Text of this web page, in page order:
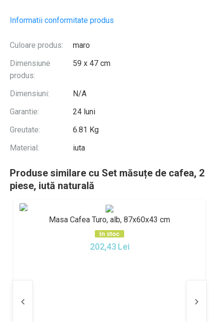
Informatii conformitate produs
Culoare produs:
maro
Dimensiune
produs:
59 x 47 cm
Dimensiuni:
N/A
Garantie:
24 luni
Greutate:
6.81 Kg
Material:
iuta
Produse similare cu Set măsuțe de cafea, 2
piese, iută naturală
Masa Cafea Turo, alb, 87x60x43 cm
In stoc
202,43 Lei